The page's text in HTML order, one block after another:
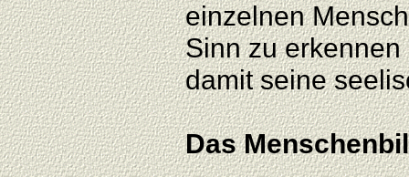
einzelnen
Sinn zu
damit seine
Das